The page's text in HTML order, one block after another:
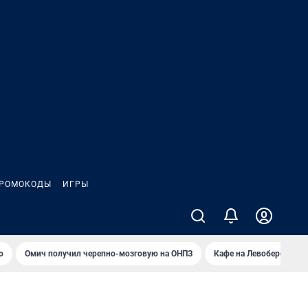
ИГРЫ
Омич получил черепно-мозговую на ОНПЗ Кафе на Левобережье